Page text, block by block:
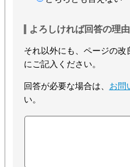
よろしければ回答の理
それ以外にも、ページの
にご記入ください。
回答が必要な場合は、 お問
い。